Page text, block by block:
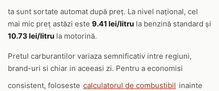
ta sunt sortate automat după preț. La nivel național, cel
mai mic preț astăzi este 9.41 lei/litru la benzină standard și
10.73 lei/litru la motorină.
Pretul carburantilor variaza semnificativ intre regiuni,
brand-uri si chiar in aceeasi zi. Pentru a economisi
consistent, foloseste calculatorul de combustibil inainte